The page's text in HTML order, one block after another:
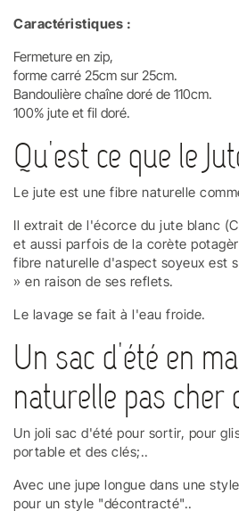
Caractéristiques :
Fermeture en zip,
forme carré 25cm sur 25cm.
Bandoulière chaîne doré de 110cm.
100% jute et fil doré.
Qu'est ce que le
Le jute est une fibre naturelle
Il extrait de l'écorce du jute blanc
et aussi parfois de la corète
fibre naturelle d'aspect soyeux est
» en raison de ses reflets.
Le lavage se fait à l'eau froide.
Un sac d'été en
naturelle pas cher
Un joli sac d'été pour sortir, pour
portable et des clés;..
Avec une jupe longue dans une
pour un style "décontracté"..